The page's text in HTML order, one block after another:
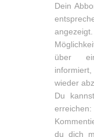
Dein
über
wieder
Du
erreichen:
du dich